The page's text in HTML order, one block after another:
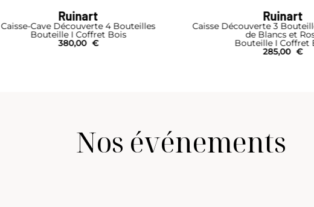
Ruinart
Caisse-Cave Découverte 4 Bouteilles
Bouteille I Coffret Bois
380,00 €
Ruinart
Caisse Découverte 3
de Blancs et
Bouteille I Coffret
285,00 €
Nos événements